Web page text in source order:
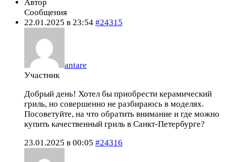
Автор
Сообщения
22.01.2025 в 23:54 #24315
antare
Участник
Добрый день! Хотел бы приобрести керамический
гриль, но совершенно не разбираюсь в моделях.
Посоветуйте, на что обратить внимание и где можно
купить качественный гриль в Санкт-Петербурге?
23.01.2025 в 00:05 #24316